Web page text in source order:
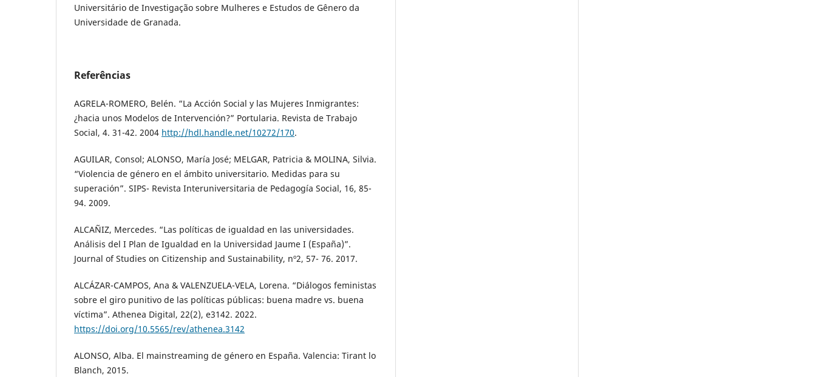
Universitário de Investigação sobre Mulheres e Estudos de Gênero da
Universidade de Granada.
Referências
AGRELA-ROMERO, Belén. “La Acción Social y las Mujeres Inmigrantes:
¿hacia unos Modelos de Intervención?” Portularia. Revista de Trabajo
Social, 4. 31-42. 2004 http://hdl.handle.net/10272/170.
AGUILAR, Consol; ALONSO, María José; MELGAR, Patricia & MOLINA, Silvia.
“Violencia de género en el ámbito universitario. Medidas para su
superación”. SIPS- Revista Interuniversitaria de Pedagogía Social, 16, 85-
94. 2009.
ALCAÑIZ, Mercedes. “Las políticas de igualdad en las universidades.
Análisis del I Plan de Igualdad en la Universidad Jaume I (España)”.
Journal of Studies on Citizenship and Sustainability, nº2, 57- 76. 2017.
ALCÁZAR-CAMPOS, Ana & VALENZUELA-VELA, Lorena. “Diálogos feministas
sobre el giro punitivo de las políticas públicas: buena madre vs. buena
víctima”. Athenea Digital, 22(2), e3142. 2022.
https://doi.org/10.5565/rev/athenea.3142
ALONSO, Alba. El mainstreaming de género en España. Valencia: Tirant lo
Blanch, 2015.